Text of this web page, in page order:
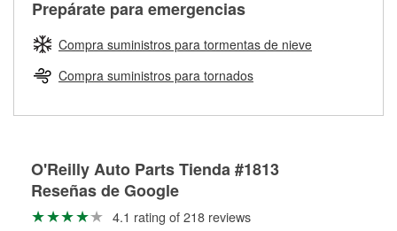
Herramientas de O'Reilly
pueden ser reutilizados, podemos ayudarte a encontrar las
partes de reemplazo correctas para tu reparación.
Rectificación de tambores y discos de freno
averiada o determina los acoplamientos y la longitud
adecuados para que te construyamos una nueva. O'Reilly
Auto Parts tiene las mangueras y los acoples adecuados
para reparar el sistema hidráulico de tu maquinaria
agrícola o de construcción.
Más información acerca del servicio de mangueras
Prepárate para emergencias
Compra suministros para tormentas de nieve
Compra suministros para tornados
O'Reilly Auto Parts Tienda #1813
Reseñas de Google
4.1 rating of 218 reviews